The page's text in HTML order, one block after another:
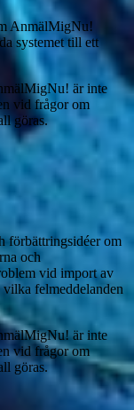
AnmälMigNu!
systemet till ett
är inte
vid frågor om
göras.
förbättringsidéer om
och
vid import av
felmeddelanden
är inte
vid frågor om
göras.